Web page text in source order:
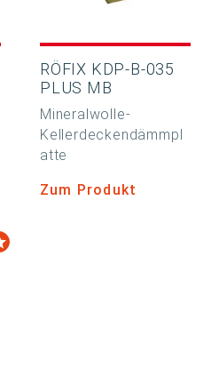
RÖFIX KDP-B-035
PLUS MB
Mineralwolle-
Kellerdeckendämmpl
atte
Zum Produkt